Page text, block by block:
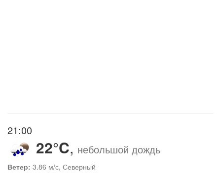
21:00
22°C, небольшой дождь
Ветер: 3.86 м/с, Северный